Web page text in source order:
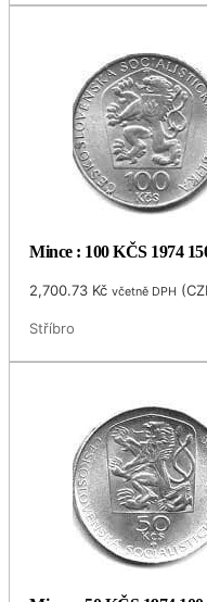
Mince : 100 KČS 1974
2,700.73 Kč včetně DPH (
Stříbro